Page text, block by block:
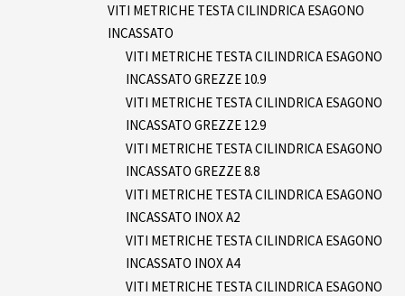
VITI METRICHE TESTA CILINDRICA ESAGONO
INCASSATO
VITI METRICHE TESTA CILINDRICA ESAGONO
INCASSATO GREZZE 10.9
VITI METRICHE TESTA CILINDRICA ESAGONO
INCASSATO GREZZE 12.9
VITI METRICHE TESTA CILINDRICA ESAGONO
INCASSATO GREZZE 8.8
VITI METRICHE TESTA CILINDRICA ESAGONO
INCASSATO INOX A2
VITI METRICHE TESTA CILINDRICA ESAGONO
INCASSATO INOX A4
VITI METRICHE TESTA CILINDRICA ESAGONO